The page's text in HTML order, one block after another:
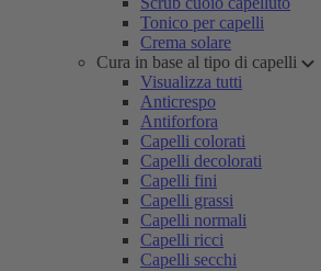
Tonico per capelli
Crema solare
Cura in base al tipo di capelli
Visualizza tutti
Anticrespo
Antiforfora
Capelli colorati
Capelli decolorati
Capelli fini
Capelli grassi
Capelli normali
Capelli ricci
Capelli secchi